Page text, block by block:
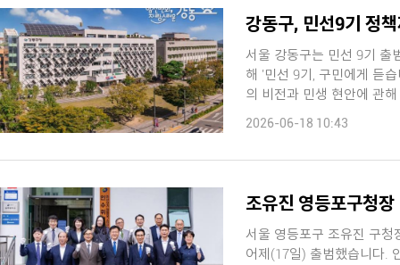
강동구, 민선9기 정
서울 강동구는 민선 9기 출
해 '민선 9기, 구민에게 듣습
의 비전과 민생 현안에 관
2026-06-18 10:43
조유진 영등포구청
서울 영등포구 조유진 구청
어제(17일) 출범했습니다. 인수위는 민선 9기 구정을 위해 주요 현안과 진행 중인